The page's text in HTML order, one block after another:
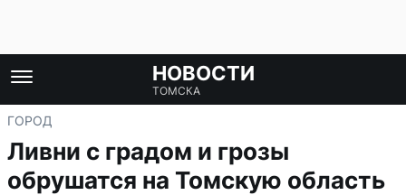
НОВОСТИ
ТОМСКА
ГОРОД
Ливни с градом и грозы
обрушатся на Томскую область